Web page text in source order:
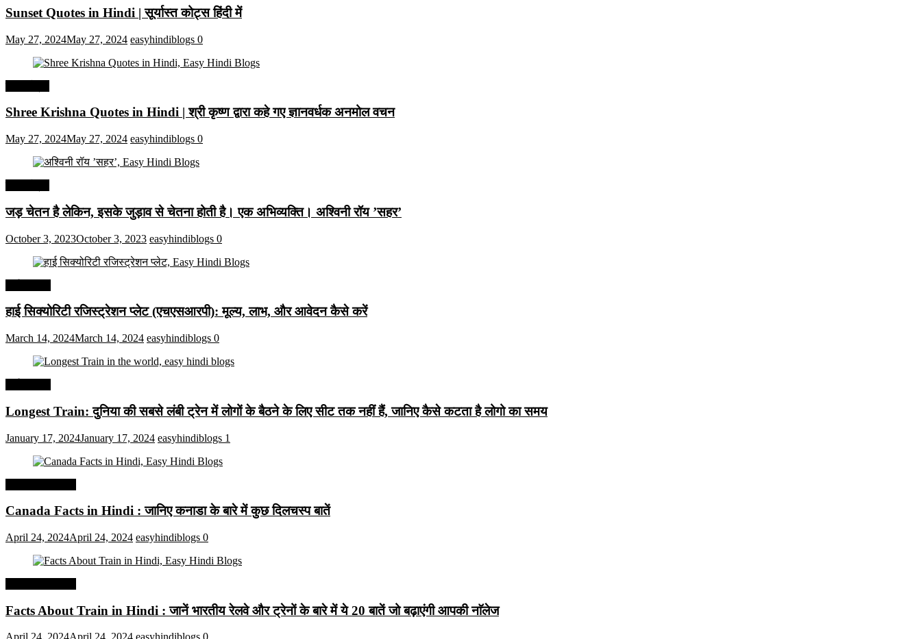
Sunset Quotes in Hindi | सूर्यास्त कोट्स हिंदी में
May 27, 2024May 27, 2024 easyhindiblogs 0
Shree Krishna Quotes in Hindi | श्री कृष्ण द्वारा कहे गए ज्ञानवर्धक अनमोल वचन
May 27, 2024May 27, 2024 easyhindiblogs 0
जड़ चेतन है लेकिन, इसके जुड़ाव से चेतना होती है। एक अभिव्यक्ति। अश्विनी रॉय ’सहर’
October 3, 2023October 3, 2023 easyhindiblogs 0
हाई सिक्योरिटी रजिस्ट्रेशन प्लेट (एचएसआरपी): मूल्य, लाभ, और आवेदन कैसे करें
March 14, 2024March 14, 2024 easyhindiblogs 0
Longest Train: दुनिया की सबसे लंबी ट्रेन में लोगों के बैठने के लिए सीट तक ​​नहीं हैं, जानिए कैसे कटता है लोगो का समय
January 17, 2024January 17, 2024 easyhindiblogs 1
Canada Facts in Hindi : जानिए कनाडा के बारे में कुछ दिलचस्प बातें
April 24, 2024April 24, 2024 easyhindiblogs 0
Facts About Train in Hindi : जानें भारतीय रेलवे और ट्रेनों के बारे में ये 20 बातें जो बढ़ाएंगी आपकी नाॅलेज